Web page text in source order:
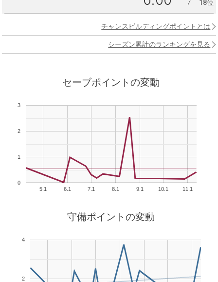
18位
チャンスビルディングポイントとは
シーズン累計のランキングを見る
セーブポイントの変動
5.1 6.1 7.1 8.1 9.1 10.1 11.1
0
1
2
3
守備ポイントの変動
2
4